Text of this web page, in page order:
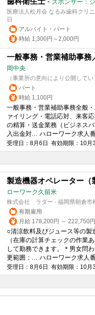
スポンサー：
医療法人松月会 なるみ歯科クリ
日
アルバイト・パート
時給 1,300円～2,000円
一般事務・営業補助事務
岡中央
（事業所の意向により公開して
パート
時給 1,100円
一般事務・営業補助事務全般
ァイリング・電話応対、来客
の精算・送金業務（ビジネス
入出金対... ハローワーク求人
受理日：8月6日 有効期限：10月
製造機器オペレーター（
ローワーク久留米
株式会社 ラダー - 福岡県朝倉市
有期雇用
月給 178,200円 ～ 222,750円
○清涼飲料及びジュース等の
（在庫の計算チェックの作業
して勤務できます。＊男女問
更範囲：... ハローワーク求人
受理日：8月6日 有効期限：10月